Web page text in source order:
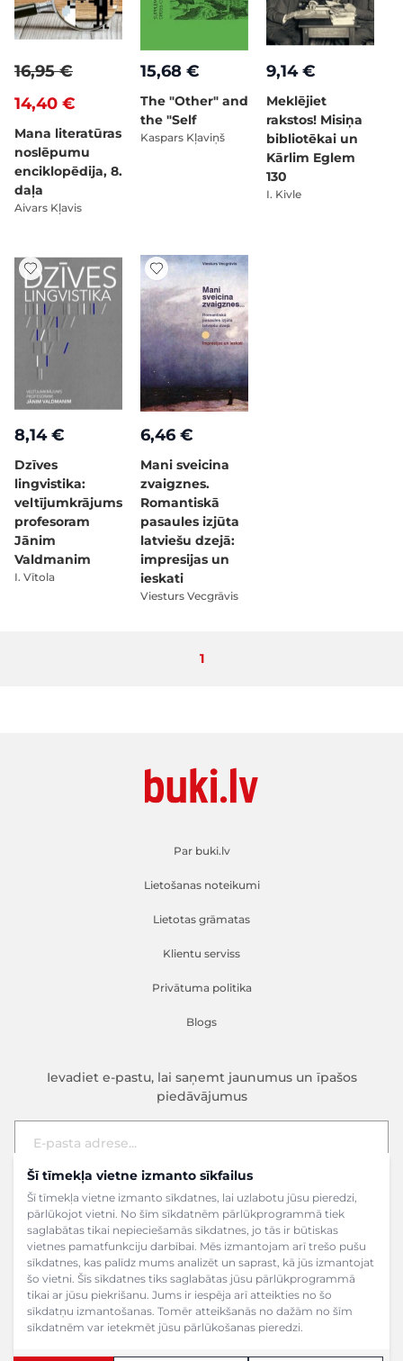
Šī tīmekļa vietne izmanto sīkfailus
Šī tīmekļa vietne izmanto sīkdatnes, lai uzlabotu jūsu pieredzi,
pārlūkojot vietni. No šīm sīkdatnēm pārlūkprogrammā tiek
saglabātas tikai nepieciešamās sīkdatnes, jo tās ir būtiskas
vietnes pamatfunkciju darbībai. Mēs izmantojam arī trešo pušu
sīkdatnes, kas palīdz mums analizēt un saprast, kā jūs izmantojat
šo vietni. Šīs sīkdatnes tiks saglabātas jūsu pārlūkprogrammā
tikai ar jūsu piekrišanu. Jums ir iespēja arī atteikties no šo
sīkdatņu izmantošanas. Tomēr atteikšanās no dažām no šīm
sīkdatnēm var ietekmēt jūsu pārlūkošanas pieredzi.
14,40 €
16,95 €
Mana literatūras
noslēpumu
enciklopēdija, 8.
daļa
Aivars Kļavis
15,68 €
The "Other" and
the "Self
Kaspars Kļaviņš
9,14 €
Meklējiet
rakstos! Misiņa
bibliotēkai un
Kārlim Eglem
130
I. Kivle
8,14 €
Dzīves
lingvistika:
veltījumkrājums
profesoram
Jānim
Valdmanim
I. Vītola
6,46 €
Mani sveicina
zvaigznes.
Romantiskā
pasaules izjūta
latviešu dzejā:
impresijas un
ieskati
Viesturs Vecgrāvis
Pašlaik lasāt lapu
1
Par buki.lv
Lietošanas noteikumi
Lietotas grāmatas
Klientu serviss
Privātuma politika
Blogs
Ievadiet e-pastu, lai saņemt jaunumus un īpašos
piedāvājumus
E-pasta adrese
Pieteikties